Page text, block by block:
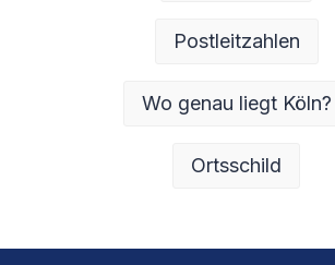
Postleitzahlen
Wo genau liegt Köln?
Ortsschild